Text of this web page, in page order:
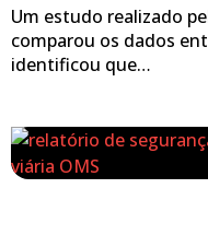
Um estudo realizado
comparou os dados
identificou que…